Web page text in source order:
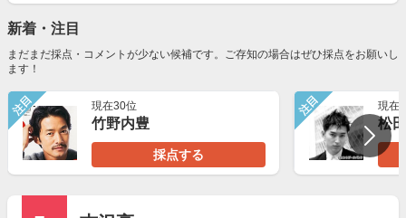
新着・注目
まだまだ採点・コメントが少ない候補です。ご存知の場合はぜひ採点をお願いし
ます！
注目 現在30位
竹野内豊
採点する
注目 現在
松